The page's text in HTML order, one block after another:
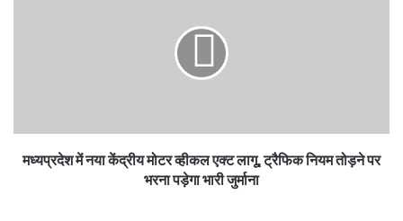
मध्यप्रदेश में नया केंद्रीय मोटर व्हीकल एक्ट लागू, ट्रैफिक नियम तोड़ने पर
भरना पड़ेगा भारी जुर्माना